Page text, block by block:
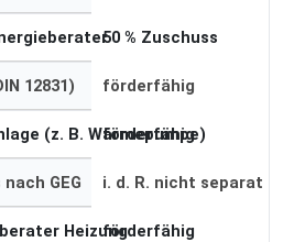
50 % Zuschuss
12831) förderfähig
(z. B. Wärmepumpe)
förderfähig
GEG i. d. R. nicht separat
Heizungförderfähig